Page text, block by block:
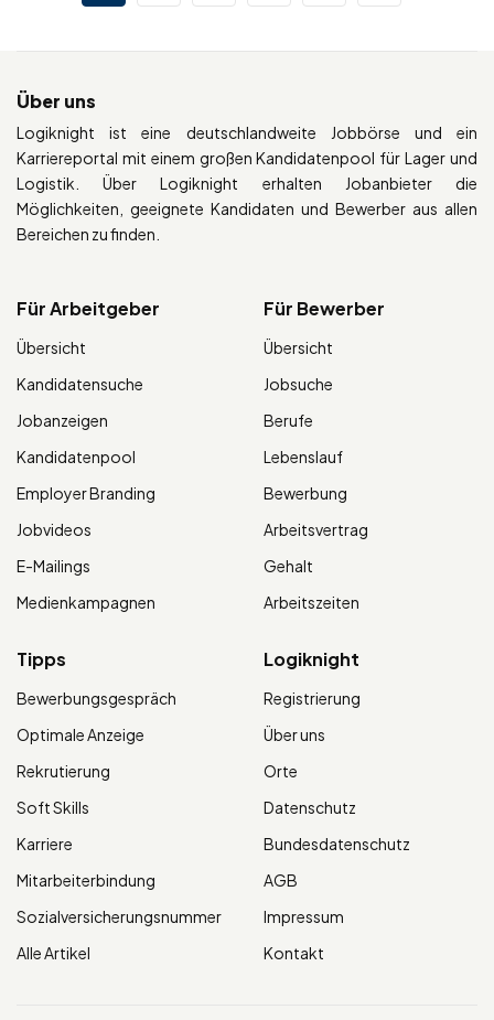
Über uns
Logiknight ist eine deutschlandweite Jobbörse und ein
Karriereportal mit einem großen Kandidatenpool für Lager und
Logistik. Über Logiknight erhalten Jobanbieter die
Möglichkeiten, geeignete Kandidaten und Bewerber aus allen
Bereichen zu finden.
Für Arbeitgeber
Übersicht
Kandidatensuche
Jobanzeigen
Kandidatenpool
Employer Branding
Jobvideos
E-Mailings
Medienkampagnen
Für Bewerber
Übersicht
Jobsuche
Berufe
Lebenslauf
Bewerbung
Arbeitsvertrag
Gehalt
Arbeitszeiten
Tipps
Bewerbungsgespräch
Optimale Anzeige
Rekrutierung
Soft Skills
Karriere
Mitarbeiterbindung
Sozialversicherungsnummer
Alle Artikel
Logiknight
Registrierung
Über uns
Orte
Datenschutz
Bundesdatenschutz
AGB
Impressum
Kontakt